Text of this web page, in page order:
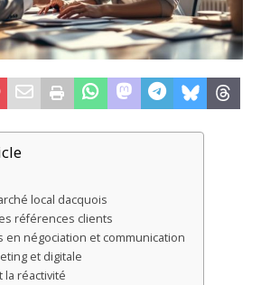
local dacquois
références clients
en négociation et communication
et digitale
la réactivité